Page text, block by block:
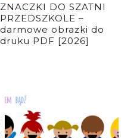
ZNACZKI DO SZATNI
PRZEDSZKOLE –
darmowe obrazki do
druku PDF [2026]